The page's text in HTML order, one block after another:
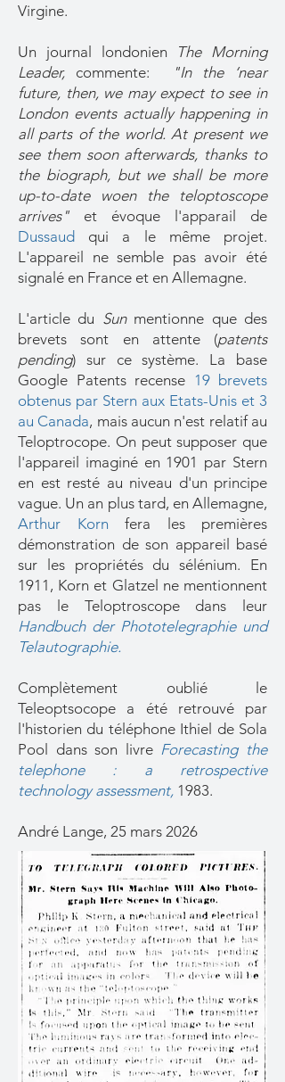
Virgine.
Un journal londonien
The Morning
Leader, commente:
"In the ‘near
future, then, we may expect to see in
London events actually happening in
all parts of the world. At present we
see them soon afterwards, thanks to
the biograph, but we shall be more
up-to-date woen the teloptoscope
arrives" et évoque l'apparail de
Dussaud qui a le même projet.
L'appareil ne semble pas avoir été
signalé en France et en Allemagne.
L'article du Sunmentionne que des
brevets sont en attente (patents
pending) sur ce système. La base
Google Patents recense 19 brevets
obtenus par Stern aux Etats-Unis et 3
au Canada, mais aucun n'est relatif au
Teloptrocope. On peut supposer que
l'appareil imaginé en 1901 par Stern
en est resté au niveau d'un principe
vague. Un an plus tard, en Allemagne,
Arthur Korn
fera les premières
démonstration de son appareil basé
sur les propriétés du sélénium. En
1911, Korn et Glatzel ne mentionnent
pas le Teloptroscope dans leur
Handbuch der Phototelegraphie und
Telautographie.
Complètement oublié le
Teleoptsocope a été retrouvé par
l'historien du téléphone Ithiel de Sola
Pool dans son livre Forecasting the
telephone : a retrospective
technology assessment, 1983.
André Lange, 25 mars 2026